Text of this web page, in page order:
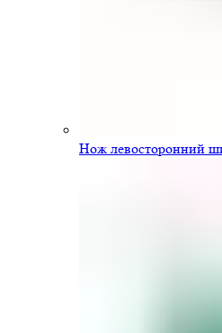
Нож левосторонний